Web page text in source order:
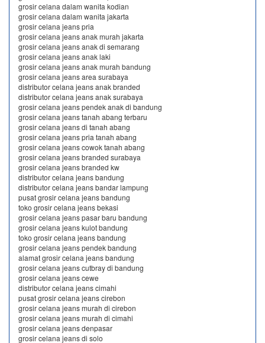
grosir celana dalam wanita kodian
grosir celana dalam wanita jakarta
grosir celana jeans pria
grosir celana jeans anak murah jakarta
grosir celana jeans anak di semarang
grosir celana jeans anak laki
grosir celana jeans anak murah bandung
grosir celana jeans area surabaya
distributor celana jeans anak branded
distributor celana jeans anak surabaya
grosir celana jeans pendek anak di bandung
grosir celana jeans tanah abang terbaru
grosir celana jeans di tanah abang
grosir celana jeans pria tanah abang
grosir celana jeans cowok tanah abang
grosir celana jeans branded surabaya
grosir celana jeans branded kw
distributor celana jeans bandung
distributor celana jeans bandar lampung
pusat grosir celana jeans bandung
toko grosir celana jeans bekasi
grosir celana jeans pasar baru bandung
grosir celana jeans kulot bandung
toko grosir celana jeans bandung
grosir celana jeans pendek bandung
alamat grosir celana jeans bandung
grosir celana jeans cutbray di bandung
grosir celana jeans cewe
distributor celana jeans cimahi
pusat grosir celana jeans cirebon
grosir celana jeans murah di cirebon
grosir celana jeans murah di cimahi
grosir celana jeans denpasar
grosir celana jeans di solo